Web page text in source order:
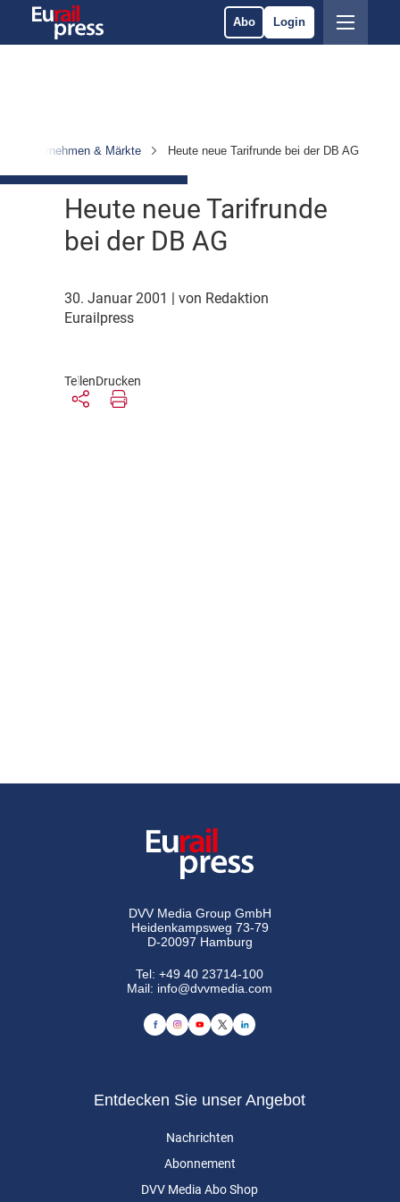
Abo Login
Unternehmen & Märkte Heute neue Tarifrunde bei der DB AG
Heute neue Tarifrunde
bei der DB AG
30. Januar 2001
| von Redaktion
Eurailpress
TeilenDrucken
DVV Media Group GmbH
Heidenkampsweg 73-79
D-20097 Hamburg
Tel:+49 40 23714-100
Mail: info@dvvmedia.com
Entdecken Sie unser Angebot
Nachrichten
Abonnement
DVV Media Abo Shop